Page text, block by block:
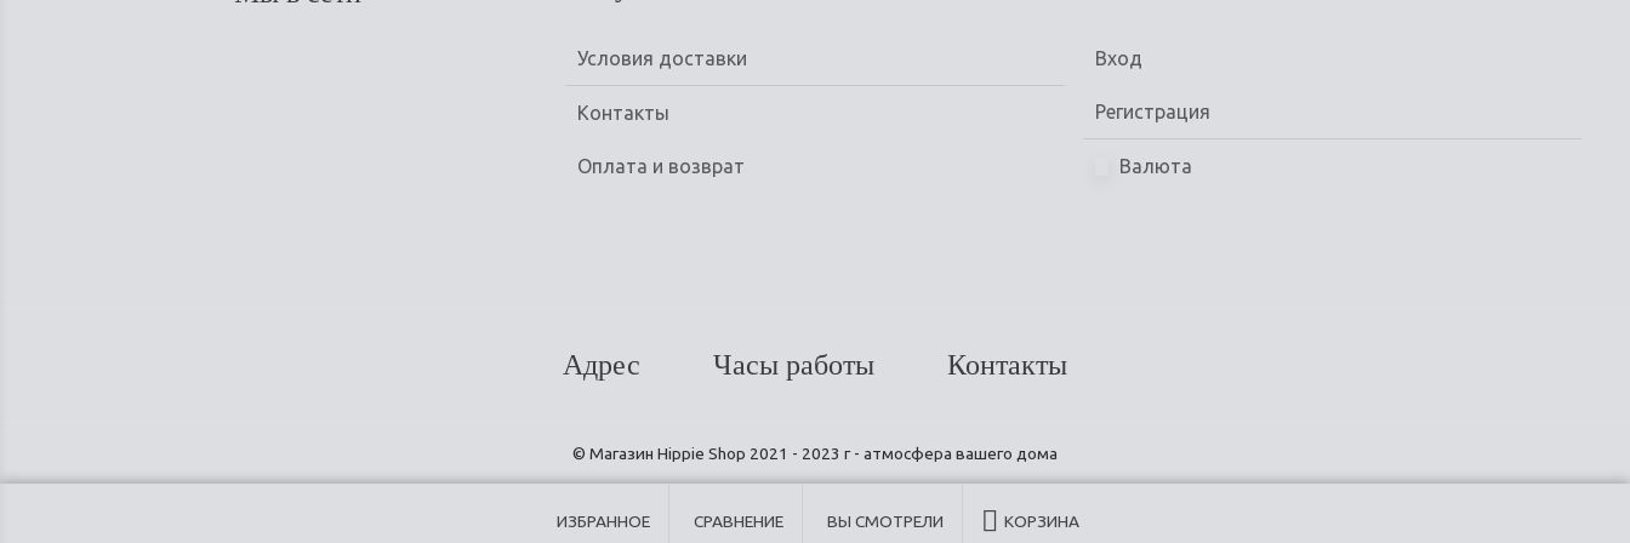
Условия доставки
Контакты
Оплата и возврат
Вход
Регистрация
Валюта
Адрес Часы работы Контакты
© Магазин Hippie Shop 2021 - 2023 г - атмосфера вашего дома
ИЗБРАННОЕ СРАВНЕНИЕ ВЫ СМОТРЕЛИ КОРЗИНА